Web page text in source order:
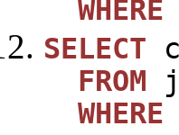
WHERE
SELECT
FROM
WHERE